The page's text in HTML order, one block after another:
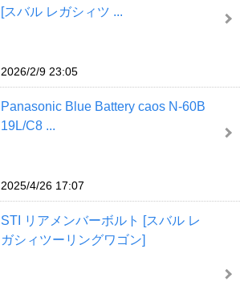
[スバル レガシィツ ...
2026/2/9 23:05
Panasonic Blue Battery caos N-60B
19L/C8 ...
2025/4/26 17:07
STI リアメンバーボルト [スバル レ
ガシィツーリングワゴン]